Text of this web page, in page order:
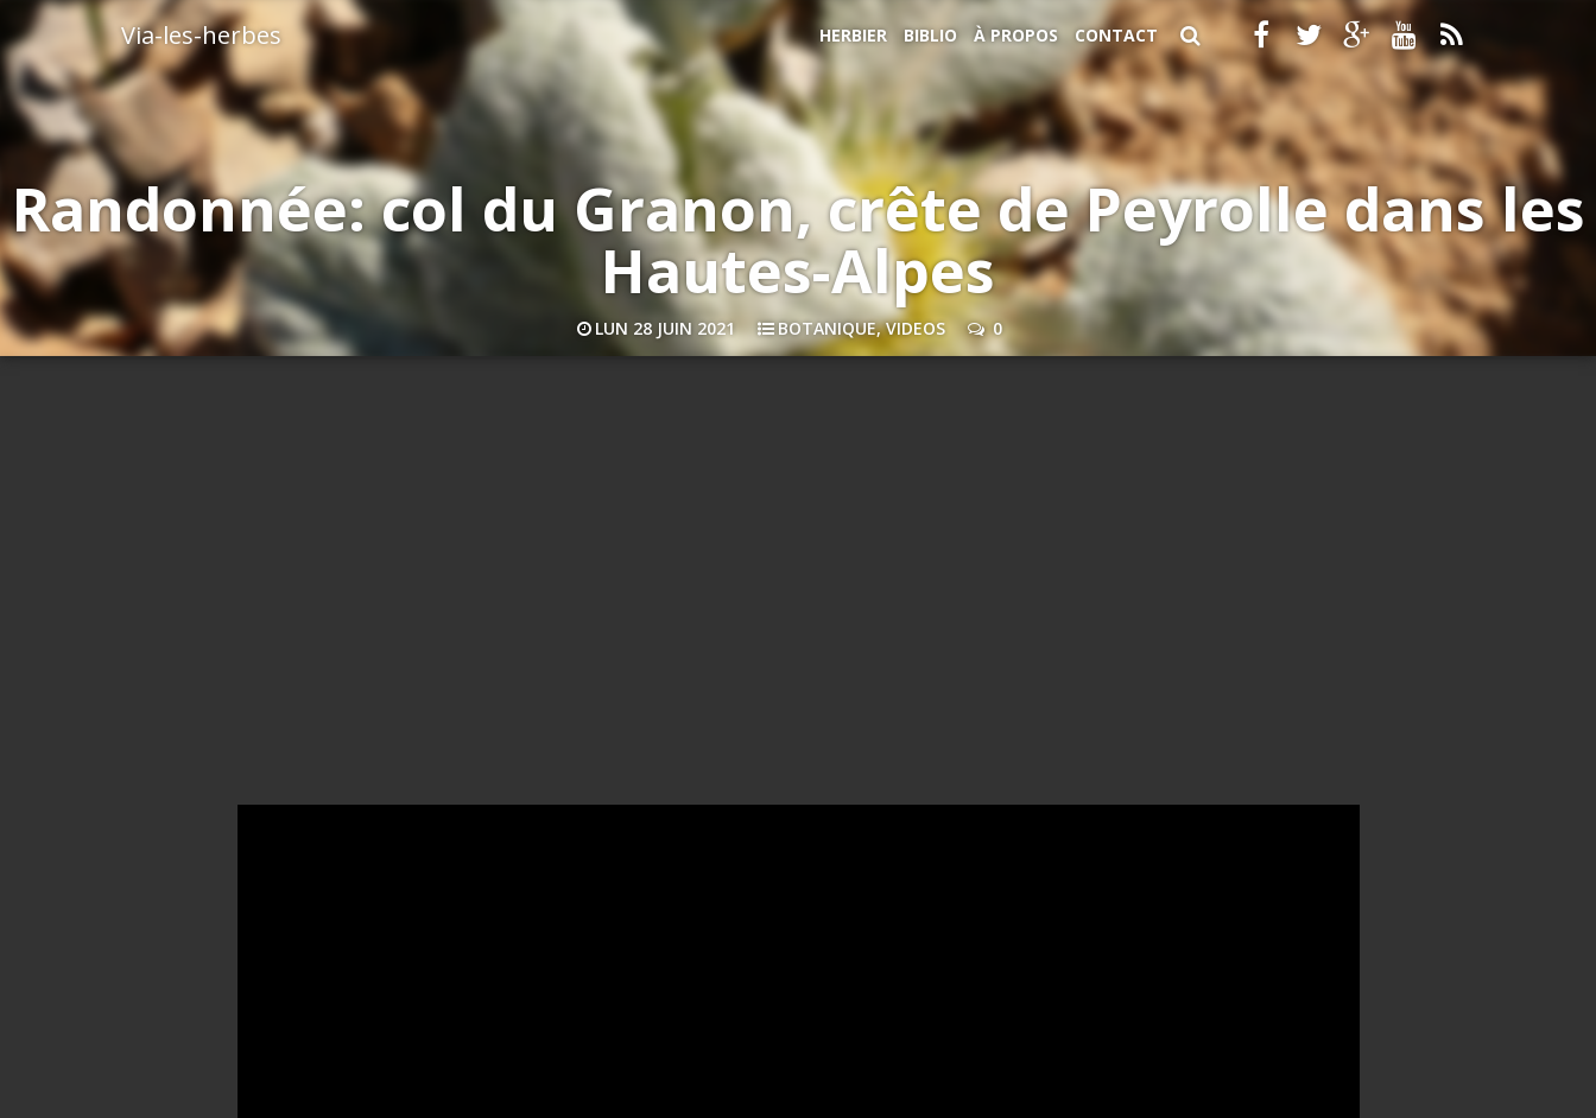
Via-les-herbes HERBIER BIBLIO À PROPOS CONTACT
Randonnée: col du Granon, crête de Peyrolle dans les
Hautes-Alpes
LUN 28 JUIN 2021 BOTANIQUE,VIDEOS 0